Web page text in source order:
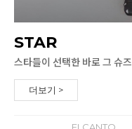
STAR
스타들이 선택한 바로 그 슈즈
더보기 >
ELCANTO